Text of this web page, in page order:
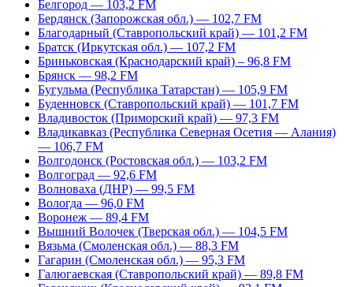
Белгород — 103,2 FM
Бердянск (Запорожская обл.) — 102,7 FM
Благодарный (Ставропольский край) — 101,2 FM
Братск (Иркутская обл.) — 107,2 FM
Бриньковская (Краснодарский край) – 96,8 FM
Брянск — 98,2 FM
Бугульма (Республика Татарстан) — 105,9 FM
Буденновск (Ставропольский край) — 101,7 FM
Владивосток (Приморский край) — 97,3 FM
Владикавказ (Республика Северная Осетия — Алания)
— 106,7 FM
Волгодонск (Ростовская обл.) — 103,2 FM
Волгоград — 92,6 FM
Волноваха (ДНР) — 99,5 FM
Вологда — 96,0 FM
Воронеж — 89,4 FM
Вышний Волочек (Тверская обл.) — 104,5 FM
Вязьма (Смоленская обл.) — 88,3 FM
Гагарин (Смоленская обл.) — 95,3 FM
Галюгаевская (Ставропольский край) — 89,8 FM